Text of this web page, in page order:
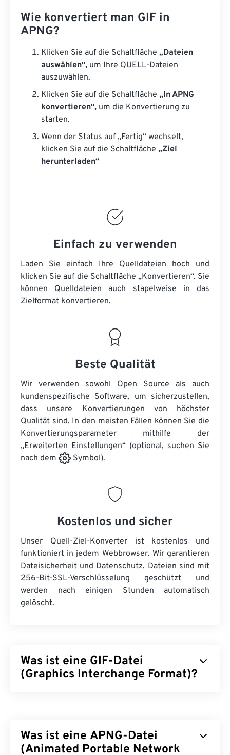
Wie konvertiert man GIF in
APNG?
Klicken Sie auf die Schaltfläche „Dateien
auswählen“, um Ihre QUELL-Dateien
auszuwählen.
Klicken Sie auf die Schaltfläche „In APNG
konvertieren“, um die Konvertierung zu
starten.
Wenn der Status auf „Fertig“ wechselt,
klicken Sie auf die Schaltfläche „Ziel
herunterladen“
Einfach zu verwenden
Laden Sie einfach Ihre Quelldateien hoch und
klicken Sie auf die Schaltfläche „Konvertieren“. Sie
können Quelldateien auch stapelweise in das
Zielformat konvertieren.
Beste Qualität
Wir verwenden sowohl Open Source als auch
kundenspezifische Software, um sicherzustellen,
dass unsere Konvertierungen von höchster
Qualität sind. In den meisten Fällen können Sie die
Konvertierungsparameter mithilfe der
„Erweiterten Einstellungen“ (optional, suchen Sie
nach dem
Symbol).
Kostenlos und sicher
Unser Quell-Ziel-Konverter ist kostenlos und
funktioniert in jedem Webbrowser. Wir garantieren
Dateisicherheit und Datenschutz. Dateien sind mit
256-Bit-SSL-Verschlüsselung geschützt und
werden nach einigen Stunden automatisch
gelöscht.
Was ist eine GIF-Datei
(Graphics Interchange Format)?
unkomprimierten BMP- Dateiformat verwendet
GIFverlustfreie Komprimierungund unterstützt
Was ist eine APNG-Datei
(Animated Portable Network